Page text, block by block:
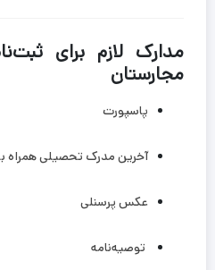
مدارک لازم برای
مجارستان
پاسپورت
آخرین مدرک تحصیلی همراه
عکس پرسنلی
توصیه‌نامه